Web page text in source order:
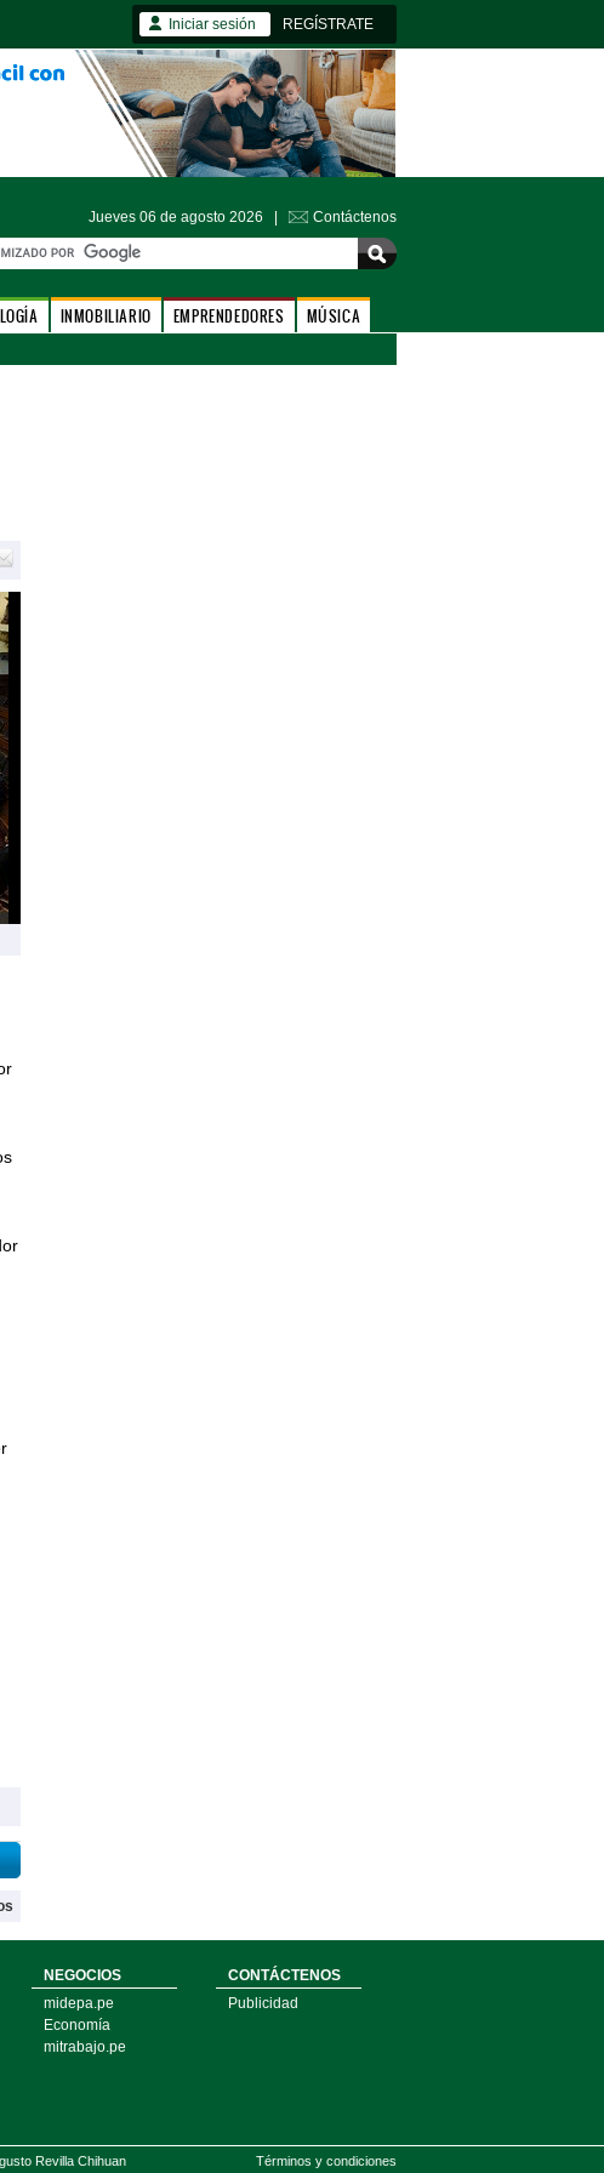
Iniciar sesión REGÍSTRATE
Jueves 06 de agosto 2026 | Contáctenos
INMOBILIARIO EMPRENDEDORES MÚSICA
NEGOCIOS
midepa.pe
Economía
mitrabajo.pe
CONTÁCTENOS
Publicidad
Revilla Chihuan Términos y condiciones